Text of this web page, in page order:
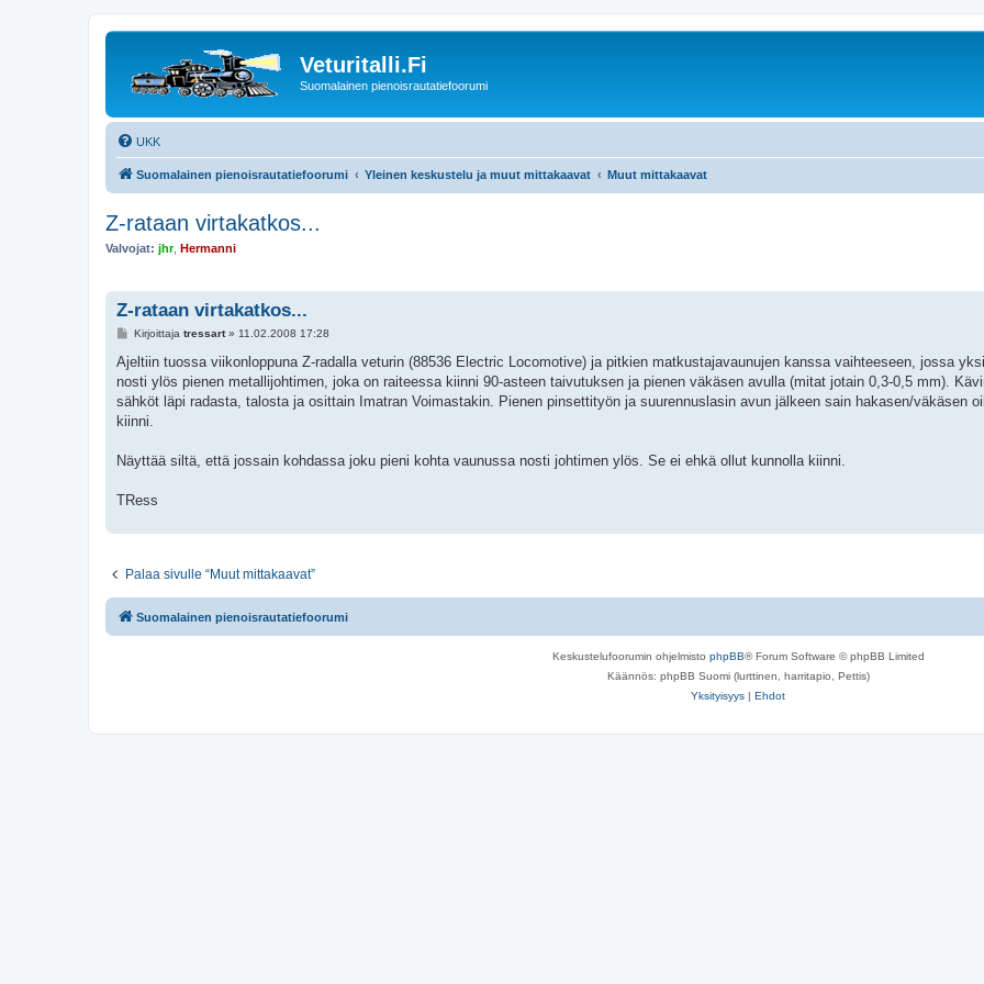
Veturitalli.Fi
Suomalainen pienoisrautatiefoorumi
UKK
Suomalainen pienoisrautatiefoorumi Yleinen keskustelu ja muut mittakaavat Muut mittakaavat
Z-rataan virtakatkos...
Valvojat: jhr, Hermanni
Z-rataan virtakatkos...
V
e
t
i
Kirjoittaja tressart» 11.02.2008 17:28
Ajeltiin tuossa viikonloppuna Z-radalla veturin (88536 Electric Locomotive) ja pitkien matkustajavaunujen kanssa vaihteeseen, jossa
nosti ylös pienen metallijohtimen, joka on raiteessa kiinni 90-asteen taivutuksen ja pienen väkäsen avulla (mitat jotain 0,3-0,5 mm).
sähköt läpi radasta, talosta ja osittain Imatran Voimastakin. Pienen pinsettityön ja suurennuslasin avun jälkeen sain hakasen/väkäsen
kiinni.
Näyttää siltä, että jossain kohdassa joku pieni kohta vaunussa nosti johtimen ylös. Se ei ehkä ollut kunnolla kiinni.
TRess
Palaa sivulle “Muut mittakaavat”
Suomalainen pienoisrautatiefoorumi
Keskustelufoorumin ohjelmisto phpBB® Forum Software © phpBB Limited
Käännös: phpBB Suomi (lurttinen, harritapio, Pettis)
Yksityisyys | Ehdot